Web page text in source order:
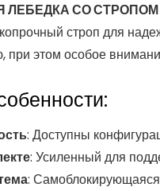
ЛЕБЕДКА СО СТРОПОМ
строп для
при этом особое
: Доступны
: Усиленный для
: